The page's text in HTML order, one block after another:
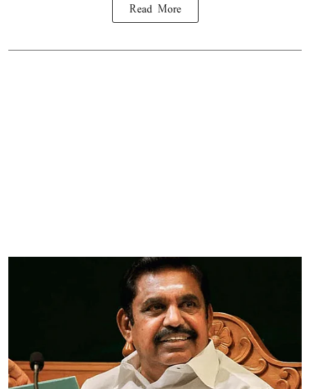
Read More